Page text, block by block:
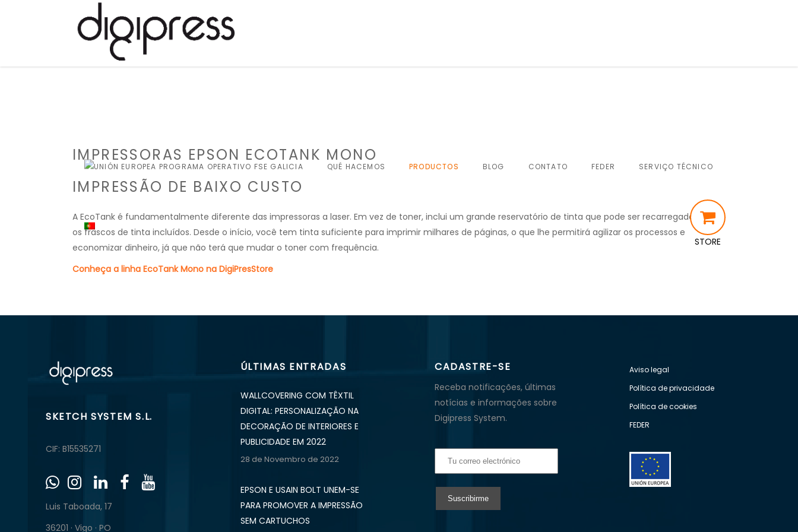
QUÉ HACEMOS PRODUCTOS BLOG CONTATO FEDER SERVIÇO TÉCNICO
STORE
IMPRESSORAS EPSON ECOTANK MONO
IMPRESSÃO DE BAIXO CUSTO
A EcoTank é fundamentalmente diferente das impressoras a laser. Em vez de toner, inclui um grande reservatório de tinta que pode ser recarregado com
os frascos de tinta incluídos. Desde o início, você tem tinta suficiente para imprimir milhares de páginas, o que lhe permitirá agilizar os processos e
economizar dinheiro, já que não terá que mudar o toner com frequência.
Conheça a linha EcoTank Mono na DigiPresStore
SKETCH SYSTEM S.L.
CIF: B15535271
Luis Taboada, 17
36201 · Vigo · PO
ÚLTIMAS ENTRADAS
WALLCOVERING COM TÊXTIL
DIGITAL: PERSONALIZAÇÃO NA
DECORAÇÃO DE INTERIORES E
PUBLICIDADE EM 2022
28 de Novembro de 2022
EPSON E USAIN BOLT UNEM-SE
PARA PROMOVER A IMPRESSÃO
SEM CARTUCHOS
CADASTRE-SE
Receba notificações, últimas
notícias e informações sobre
Digipress System.
Aviso legal
Política de privacidade
Política de cookies
FEDER